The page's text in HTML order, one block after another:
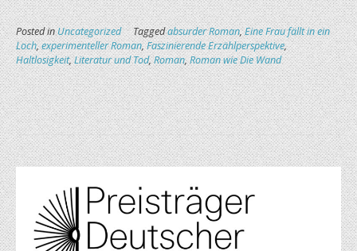
Posted inUncategorized Taggedabsurder Roman,Eine Frau fällt in ein
Loch,experimenteller Roman,Faszinierende Erzählperspektive,
Haltlosigkeit,Literatur und Tod,Roman,Roman wie Die Wand